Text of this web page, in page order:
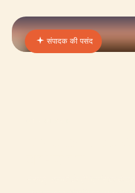
संपादक की पसंद